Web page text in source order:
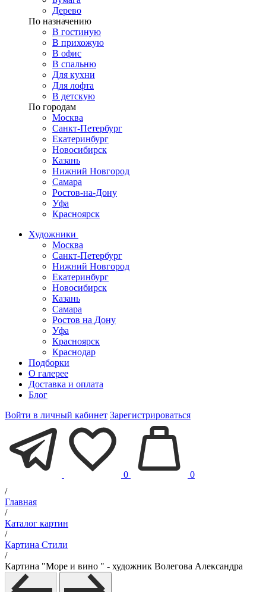
Дерево
По назначению
В гостиную
В прихожую
В офис
В спальню
Для кухни
Для лофта
В детскую
По городам
Москва
Санкт-Петербург
Екатеринбург
Новосибирск
Казань
Нижний Новгород
Самара
Ростов-на-Дону
Уфа
Красноярск
Художники
Москва
Санкт-Петербург
Нижний Новгород
Екатеринбург
Новосибирск
Казань
Самара
Ростов на Дону
Уфа
Красноярск
Краснодар
Подборки
О галерее
Доставка и оплата
Блог
Войти в личный кабинет Зарегистрироваться
0
0
/
Главная
/
Каталог картин
/
Картина Стили
/
Картина "Море и вино " - художник Волегова Александра